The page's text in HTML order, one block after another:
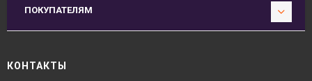
ПОКУПАТЕЛЯМ
КОНТАКТЫ